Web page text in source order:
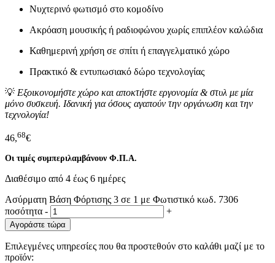
Νυχτερινό φωτισμό στο κομοδίνο
Ακρόαση μουσικής ή ραδιοφώνου χωρίς επιπλέον καλώδια
Καθημερινή χρήση σε σπίτι ή επαγγελματικό χώρο
Πρακτικό & εντυπωσιακό δώρο τεχνολογίας
💡 Εξοικονομήστε χώρο και αποκτήστε εργονομία & στυλ με μία
μόνο συσκευή. Ιδανική για όσους αγαπούν την οργάνωση και την
τεχνολογία!
46,68€
Οι τιμές συμπεριλαμβάνουν Φ.Π.Α.
Διαθέσιμο από 4 έως 6 ημέρες
Ασύρματη Βάση Φόρτισης 3 σε 1 με Φωτιστικό κωδ. 7306
ποσότητα - +
Αγοράστε τώρα
Επιλεγμένες υπηρεσίες που θα προστεθούν στο καλάθι μαζί με το
προϊόν: